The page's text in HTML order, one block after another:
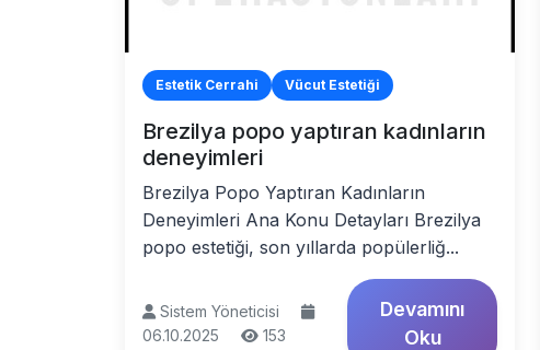
Estetik Cerrahi Vücut Estetiği
Brezilya popo yaptıran kadınların
deneyimleri
Brezilya Popo Yaptıran Kadınların
Deneyimleri Ana Konu Detayları Brezilya
popo estetiği, son yıllarda popülerliğ...
Sistem Yöneticisi
06.10.2025
153
Devamını
Oku